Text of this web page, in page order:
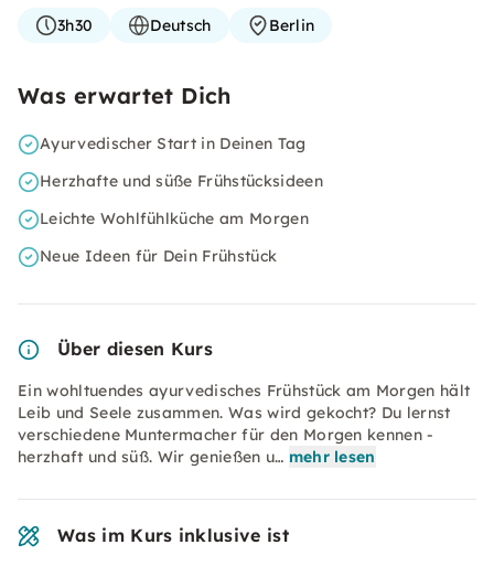
3h30 Deutsch Berlin
Was erwartet Dich
Ayurvedischer Start in Deinen Tag
Herzhafte und süße Frühstücksideen
Leichte Wohlfühlküche am Morgen
Neue Ideen für Dein Frühstück
Über diesen Kurs
Ein wohltuendes ayurvedisches Frühstück am Morgen hält
Leib und Seele zusammen. Was wird gekocht? Du lernst
verschiedene Muntermacher für den Morgen kennen -
herzhaft und süß. Wir genießen u… mehr lesen
Was im Kurs inklusive ist